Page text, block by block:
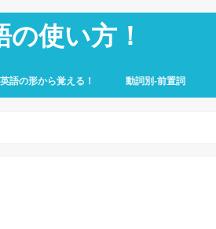
使い方！
英語の形から覚える！ 動詞別-前置詞